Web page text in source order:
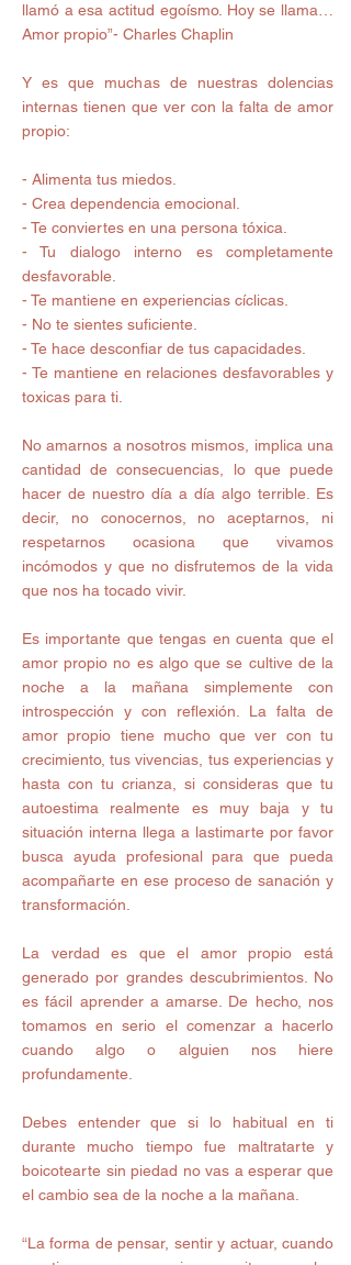
llamó a esa actitud egoísmo. Hoy se llama…
Amor propio”- Charles Chaplin
Y es que muchas de nuestras dolencias
internas tienen que ver con la falta de amor
propio:
- Alimenta tus miedos.
- Crea dependencia emocional.
- Te conviertes en una persona tóxica.
- Tu dialogo interno es completamente
desfavorable.
- Te mantiene en experiencias cíclicas.
- No te sientes suficiente.
- Te hace desconfiar de tus capacidades.
- Te mantiene en relaciones desfavorables y
toxicas para ti.
No amarnos a nosotros mismos, implica una
cantidad de consecuencias, lo que puede
hacer de nuestro día a día algo terrible. Es
decir, no conocernos, no aceptarnos, ni
respetarnos ocasiona que vivamos
incómodos y que no disfrutemos de la vida
que nos ha tocado vivir.
Es importante que tengas en cuenta que el
amor propio no es algo que se cultive de la
noche a la mañana simplemente con
introspección y con reflexión. La falta de
amor propio tiene mucho que ver con tu
crecimiento, tus vivencias, tus experiencias y
hasta con tu crianza, si consideras que tu
autoestima realmente es muy baja y tu
situación interna llega a lastimarte por favor
busca ayuda profesional para que pueda
acompañarte en ese proceso de sanación y
transformación.
La verdad es que el amor propio está
generado por grandes descubrimientos. No
es fácil aprender a amarse. De hecho, nos
tomamos en serio el comenzar a hacerlo
cuando algo o alguien nos hiere
profundamente.
Debes entender que si lo habitual en ti
durante mucho tiempo fue maltratarte y
boicotearte sin piedad no vas a esperar que
el cambio sea de la noche a la mañana.
“La forma de pensar, sentir y actuar, cuando